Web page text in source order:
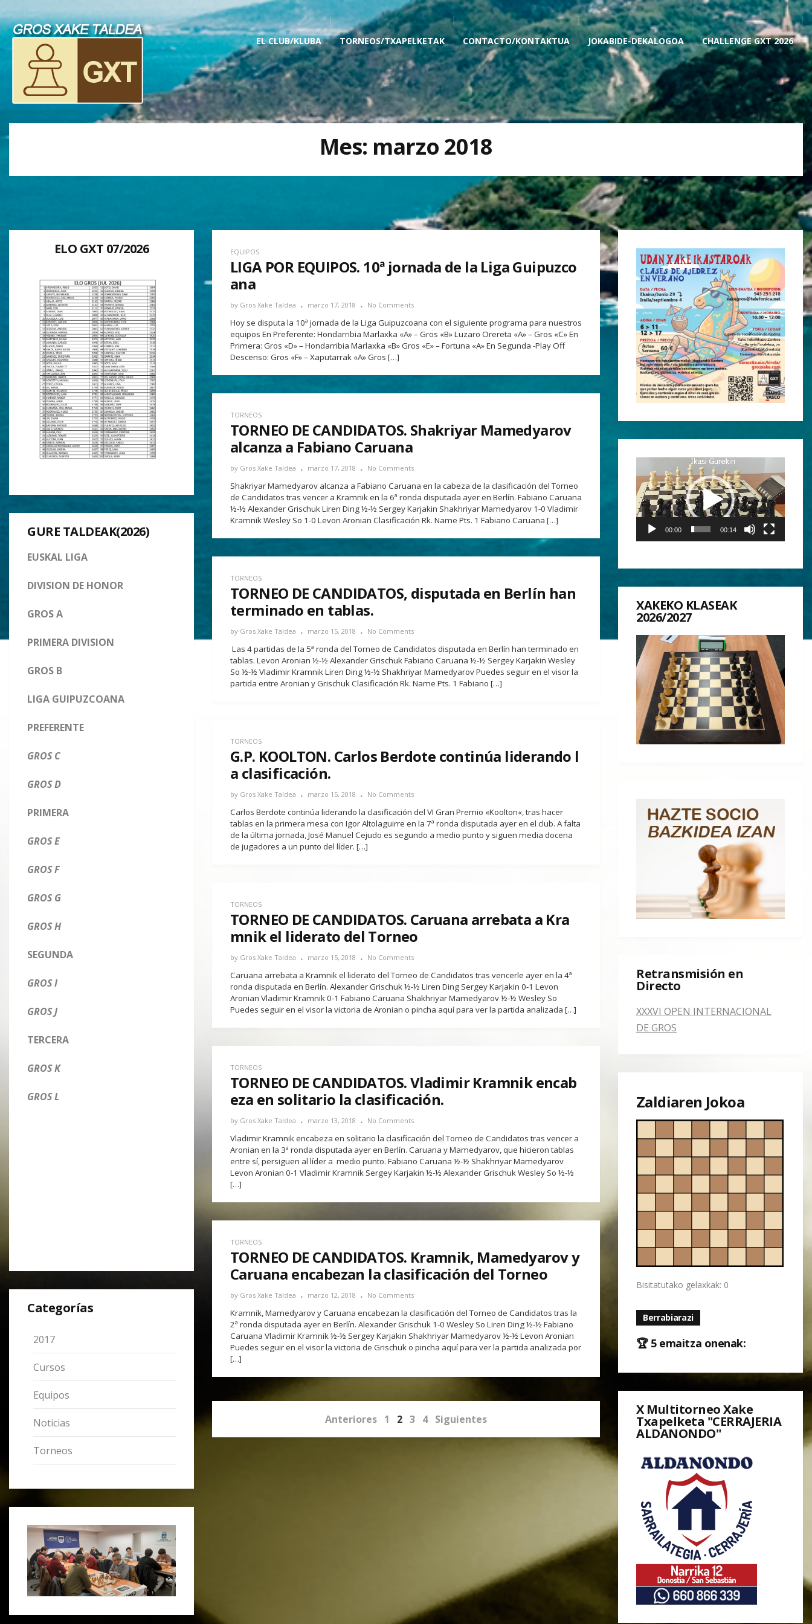
EL CLUB/KLUBA TORNEOS/TXAPELKETAK CONTACTO/KONTAKTUA JOKABIDE-DEKALOGOA CHALLENGE GXT 2026
Mes: marzo 2018
ELO GXT 07/2026
GURE TALDEAK(2026)
EUSKAL LIGA
DIVISION DE HONOR
GROS A
PRIMERA DIVISION
GROS B
LIGA GUIPUZCOANA
PREFERENTE
GROS C
GROS D
PRIMERA
GROS E
GROS F
GROS G
GROS H
SEGUNDA
GROS I
GROS J
TERCERA
GROS K
GROS L
Categorías
2017
Cursos
Equipos
Noticias
Torneos
EQUIPOS
LIGA POR EQUIPOS. 10ª jornada de la Liga Guipuzco
ana
by Gros Xake Taldea marzo 17, 2018 No Comments
Hoy se disputa la 10ª jornada de la Liga Guipuzcoana con el siguiente programa para nuestros
equipos En Preferente: Hondarribia Marlaxka «A» – Gros «B» Luzaro Orereta «A» – Gros «C» En
Primera: Gros «D» – Hondarribia Marlaxka «B» Gros «E» – Fortuna «A» En Segunda -Play Off
Descenso: Gros «F» – Xaputarrak «A» Gros […]
TORNEOS
TORNEO DE CANDIDATOS. Shakriyar Mamedyarov
alcanza a Fabiano Caruana
by Gros Xake Taldea marzo 17, 2018 No Comments
Shakriyar Mamedyarov alcanza a Fabiano Caruana en la cabeza de la clasificación del Torneo
de Candidatos tras vencer a Kramnik en la 6ª ronda disputada ayer en Berlín. Fabiano Caruana
½-½ Alexander Grischuk Liren Ding ½-½ Sergey Karjakin Shakhriyar Mamedyarov 1-0 Vladimir
Kramnik Wesley So 1-0 Levon Aronian Clasificación Rk. Name Pts. 1 Fabiano Caruana […]
TORNEOS
TORNEO DE CANDIDATOS, disputada en Berlín han
terminado en tablas.
by Gros Xake Taldea marzo 15, 2018 No Comments
Las 4 partidas de la 5ª ronda del Torneo de Candidatos disputada en Berlín han terminado en
tablas. Levon Aronian ½-½ Alexander Grischuk Fabiano Caruana ½-½ Sergey Karjakin Wesley
So ½-½ Vladimir Kramnik Liren Ding ½-½ Shakhriyar Mamedyarov Puedes seguir en el visor la
partida entre Aronian y Grischuk Clasificación Rk. Name Pts. 1 Fabiano […]
TORNEOS
G.P. KOOLTON. Carlos Berdote continúa liderando l
a clasificación.
by Gros Xake Taldea marzo 15, 2018 No Comments
Carlos Berdote continúa liderando la clasificación del VI Gran Premio «Koolton«, tras hacer
tablas en la primera mesa con Igor Altolaguirre en la 7ª ronda disputada ayer en el club. A falta
de la última jornada, José Manuel Cejudo es segundo a medio punto y siguen media docena
de jugadores a un punto del líder. […]
TORNEOS
TORNEO DE CANDIDATOS. Caruana arrebata a Kra
mnik el liderato del Torneo
by Gros Xake Taldea marzo 15, 2018 No Comments
Caruana arrebata a Kramnik el liderato del Torneo de Candidatos tras vencerle ayer en la 4ª
ronda disputada en Berlín. Alexander Grischuk ½-½ Liren Ding Sergey Karjakin 0-1 Levon
Aronian Vladimir Kramnik 0-1 Fabiano Caruana Shakhriyar Mamedyarov ½-½ Wesley So
Puedes seguir en el visor la victoria de Aronian o pincha aquí para ver la partida analizada […]
TORNEOS
TORNEO DE CANDIDATOS. Vladimir Kramnik encab
eza en solitario la clasificación.
by Gros Xake Taldea marzo 13, 2018 No Comments
Vladimir Kramnik encabeza en solitario la clasificación del Torneo de Candidatos tras vencer a
Aronian en la 3ª ronda disputada ayer en Berlín. Caruana y Mamedyarov, que hicieron tablas
entre sí, persiguen al líder a medio punto. Fabiano Caruana ½-½ Shakhriyar Mamedyarov
Levon Aronian 0-1 Vladimir Kramnik Sergey Karjakin ½-½ Alexander Grischuk Wesley So ½-½
[…]
TORNEOS
TORNEO DE CANDIDATOS. Kramnik, Mamedyarov y
Caruana encabezan la clasificación del Torneo
by Gros Xake Taldea marzo 12, 2018 No Comments
Kramnik, Mamedyarov y Caruana encabezan la clasificación del Torneo de Candidatos tras la
2ª ronda disputada ayer en Berlín. Alexander Grischuk 1-0 Wesley So Liren Ding ½-½ Fabiano
Caruana Vladimir Kramnik ½-½ Sergey Karjakin Shakhriyar Mamedyarov ½-½ Levon Aronian
Puedes seguir en el visor la victoria de Grischuk o pincha aquí para ver la partida analizada por
[…]
Anteriores 1 2 3 4 Siguientes
Reproductor
de
vídeo
00:00 00:14
XAKEKO KLASEAK
2026/2027
Retransmisión en
Directo
XXXVI OPEN INTERNACIONAL
DE GROS
Zaldiaren Jokoa
Bisitatutako gelaxkak: 0
Berrabiarazi
🏆 5 emaitza onenak:
X Multitorneo Xake
Txapelketa "CERRAJERIA
ALDANONDO"